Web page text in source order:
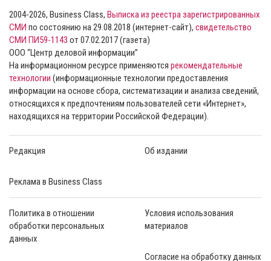
2004-2026, Business Class, Выписка из реестра зарегистрированных
СМИ по состоянию на 29.08.2018 (интернет-сайт), свидетельство
СМИ ПИ59-1143 от 07.02.2017 (газета)
ООО “Центр деловой информации”
На информационном ресурсе применяются рекомендательные
технологии (информационные технологии предоставления
информации на основе сбора, систематизации и анализа сведений,
относящихся к предпочтениям пользователей сети «Интернет»,
находящихся на территории Российской Федерации).
Редакция Об издании
Реклама в Business Class
Политика в отношении
обработки персональных
данных
Условия использования
материалов
Согласие на обработку данных